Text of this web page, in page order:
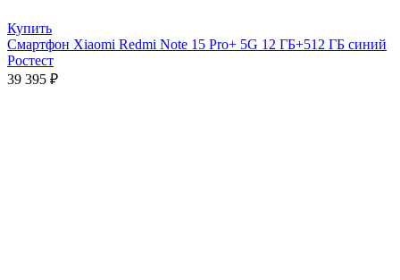
Купить
Смартфон Xiaomi Redmi Note 15 Pro+ 5G 12 ГБ+512 ГБ синий
Ростест
39 395 ₽